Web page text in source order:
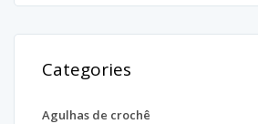
Categories
Agulhas de crochê